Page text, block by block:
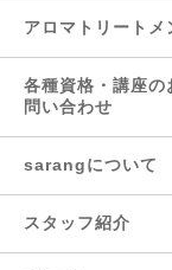
アロマトリートメ
各種資格・講座の
問い合わせ
sarangについて
スタッフ紹介